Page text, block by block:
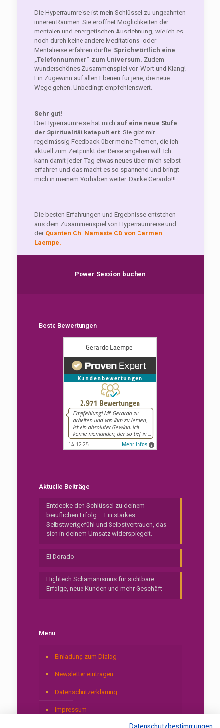
Die Hyperraumreise ist mein Schlüssel zu ungeahnten
inneren Räumen. Sie eröffnet Möglichkeiten der
mentalen und energetischen Ausdehnung, wie ich es
noch durch keine andere Meditations- oder
Mentalreise erfahren durfte. Sprichwörtlich eine
„Telefonnummer“ zum Universum. Zudem
wunderschönes Zusammenspiel von Wort und Klang!
Ein Zugewinn auf allen Ebenen für jene, die neue
Wege gehen. Unbedingt empfehlenswert.
Sehr gut!
Die Hyperraumreise hat mich auf eine neue Stufe
der Spiritualität katapultiert. Sie gibt mir
regelmässig Feedback über meine Themen, die ich
aktuell zum Zeitpunkt der Reise angehen will. Ich
kann damit jeden Tag etwas neues über mich selbst
erfahren und das macht es so spannend und bringt
mich in meinem Vorhaben weiter. Danke Gerardo!!!
Die besten Erfahrungen und Ergebnisse entstehen
aus dem Zusammenspiel von Hyperraumreise und
der Quanten Chi Namaste CD von Carmen
Laempe.
Power Session buchen
Beste Bewertungen
Aktuelle Beiträge
Entdecke den Schlüssel zu deinem
beruflichen Erfolg – Ein starkes
Selbstwertgefühl und Selbstvertrauen, das
sich in deinem Umsatz widerspiegelt.
El Dorado
Hightech Schamanismus für sichtbare
Erfolge, neue Kunden und mehr Geschäft
Menu
Einladung zum Dialog
Newsletter eintragen
Datenschutzerklärung
Impressum
Datenschutzbestimmungen